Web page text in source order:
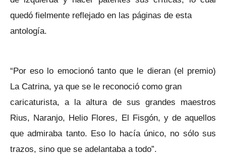
quedó fielmente reflejado en las páginas de esta
antología.
“Por eso lo emocionó tanto que le dieran (el premio)
La Catrina, ya que se le reconoció como gran
caricaturista, a la altura de sus grandes maestros
Rius, Naranjo, Helio Flores, El Fisgón, y de aquellos
que admiraba tanto. Eso lo hacía único, no sólo sus
trazos, sino que se adelantaba a todo”.